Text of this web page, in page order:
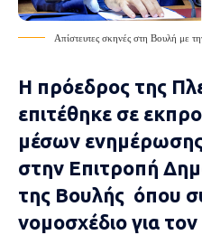
Απίστευτες σκηνές στη Βουλή με
Η πρόεδρος της
επιτέθηκε σε
μέσων ενημέρωσης
στην Επιτροπή
της Βουλής όπου
νομοσχέδιο για